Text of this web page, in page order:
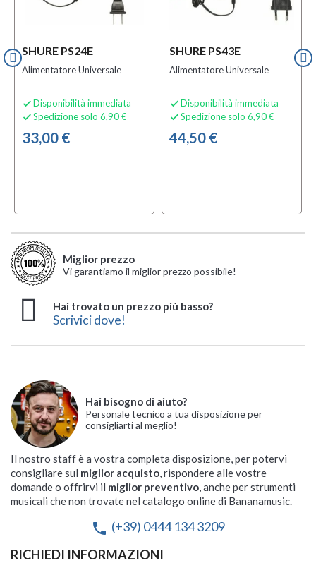
SHURE PS24E
Alimentatore Universale
 Disponibilità immediata
 Spedizione solo 6,90 €
33,00 €
SHURE PS43E
Alimentatore Universale
 Disponibilità immediata
 Spedizione solo 6,90 €
44,50 €
Miglior prezzo
Vi garantiamo il miglior prezzo possibile!
Hai trovato un prezzo più basso?
Scrivici dove!
Hai bisogno di aiuto?
Personale tecnico a tua disposizione per
consigliarti al meglio!
Il nostro staff è a vostra completa disposizione, per potervi
consigliare sul miglior acquisto, rispondere alle vostre
domande o offrirvi il miglior preventivo, anche per strumenti
musicali che non trovate nel catalogo online di Bananamusic.
phone (+39) 0444 134 3209
RICHIEDI INFORMAZIONI